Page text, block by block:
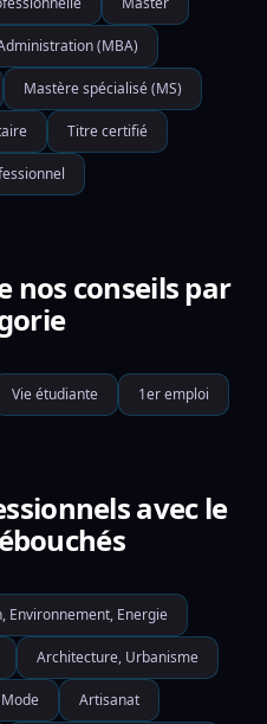
(MBA)
Mastère spécialisé (MS)
Titre certifié
nos conseils par
Vie étudiante 1er emploi
avec le
Environnement, Energie
Architecture, Urbanisme
Artisanat